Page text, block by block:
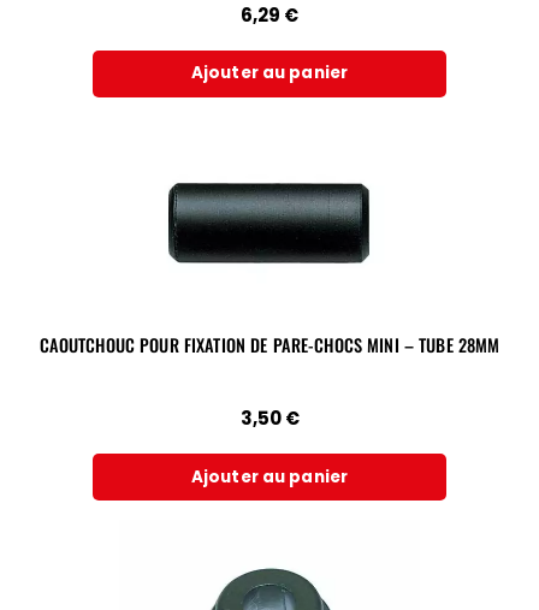
6,29 €
Ajouter au panier
CAOUTCHOUC POUR FIXATION DE PARE-CHOCS MINI – TUBE 28MM
3,50€
Ajouter au panier